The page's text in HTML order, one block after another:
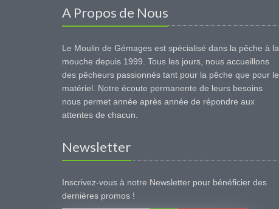
A Propos de Nous
Le Moulin de Gémages est spécialisé dans la pêche à la
mouche depuis 1999. Tous les jours, nous accueillons
des pêcheurs passionnés tant pour la pêche que pour le
matériel. Notre écoute permanente de leurs besoins
nous permet année après année de répondre aux
attentes de chacun.
Newsletter
Inscrivez-vous à notre Newsletter pour bénéficier des
dernières promos !